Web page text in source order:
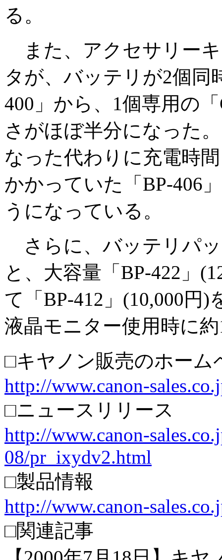
る。
また、アクセサリー
タが、バッテリが2個同
400」から、1個専用の
さがほぼ半分になった
なった代わりに充電時
かかっていた「BP-406
うになっている。
さらに、バッテリパッ
と、大容量「BP-422」
て「BP-412」(10,000円
液晶モニター使用時に
□キヤノン販売のホーム
http://www.canon-
□ニュースリリース
http://www.canon-
08/pr_ixydv2.html
□製品情報
http://www.canon-
□関連記事